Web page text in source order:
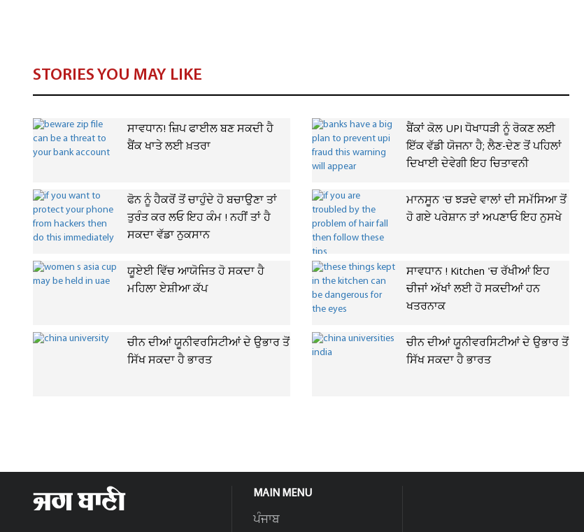
STORIES YOU MAY LIKE
ਸਾਵਧਾਨ! ਜ਼ਿਪ ਫਾਈਲ ਬਣ ਸਕਦੀ ਹੈ
ਬੈਂਕ ਖਾਤੇ ਲਈ ਖ਼ਤਰਾ
ਬੈਂਕਾਂ ਕੋਲ UPI ਧੋਖਾਧੜੀ ਨੂੰ ਰੋਕਣ ਲਈ
ਇੱਕ ਵੱਡੀ ਯੋਜਨਾ ਹੈ; ਲੈਣ-ਦੇਣ ਤੋਂ ਪਹਿਲਾਂ
ਦਿਖਾਈ ਦੇਵੇਗੀ ਇਹ ਚਿਤਾਵਨੀ
ਫੋਨ ਨੂੰ ਹੈਕਰੋਂ ਤੋਂ ਚਾਹੁੰਦੇ ਹੋ ਬਚਾਉਣਾ ਤਾਂ
ਤੁਰੰਤ ਕਰ ਲਓ ਇਹ ਕੰਮ ! ਨਹੀਂ ਤਾਂ ਹੈ
ਸਕਦਾ ਵੱਡਾ ਨੁਕਸਾਨ
ਮਾਨਸੂਨ 'ਚ ਝੜਦੇ ਵਾਲਾਂ ਦੀ ਸਮੱਸਿਆ ਤੋਂ
ਹੋ ਗਏ ਪਰੇਸ਼ਾਨ ਤਾਂ ਅਪਣਾਓ ਇਹ ਨੁਸਖੇ
ਯੂਏਈ ਵਿੱਚ ਆਯੋਜਿਤ ਹੋ ਸਕਦਾ ਹੈ
ਮਹਿਲਾ ਏਸ਼ੀਆ ਕੱਪ
ਸਾਵਧਾਨ ! Kitchen 'ਚ ਰੱਖੀਆਂ ਇਹ
ਚੀਜਾਂ ਅੱਖਾਂ ਲਈ ਹੋ ਸਕਦੀਆਂ ਹਨ
ਖਤਰਨਾਕ
ਚੀਨ ਦੀਆਂ ਯੂਨੀਵਰਸਿਟੀਆਂ ਦੇ ਉਭਾਰ ਤੋਂ
ਸਿੱਖ ਸਕਦਾ ਹੈ ਭਾਰਤ
ਚੀਨ ਦੀਆਂ ਯੂਨੀਵਰਸਿਟੀਆਂ ਦੇ ਉਭਾਰ ਤੋਂ
ਸਿੱਖ ਸਕਦਾ ਹੈ ਭਾਰਤ
MAIN MENU
ਪੰਜਾਬ